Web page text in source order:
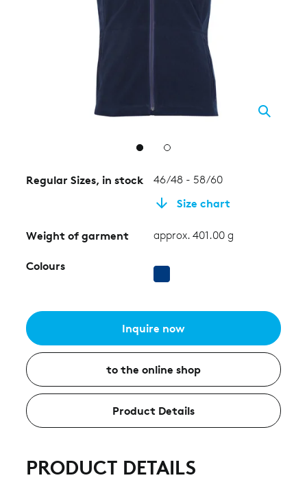
Regular Sizes, in stock 46/48 - 58/60
Size chart
Weight of garment approx. 401.00 g
Colours
Inquire now
to the online shop
Product Details
PRODUCT DETAILS